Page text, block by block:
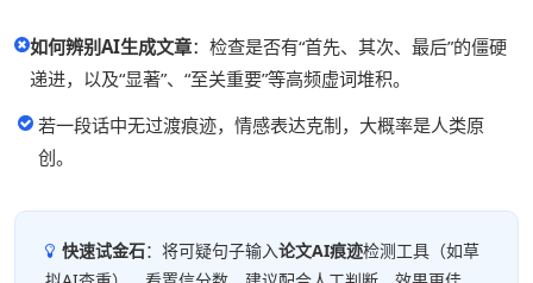
如何辨别AI生成文章：检查是否有“首先、其次、最后”的僵硬
递进，以及“显著”、“至关重要”等高频虚词堆积。
若一段话中无过渡痕迹，情感表达克制，大概率是人类原
创。
快速试金石：将可疑句子输入论文AI痕迹检测工具（如草